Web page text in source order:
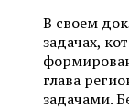
В своем
задачах,
глава
задачами.